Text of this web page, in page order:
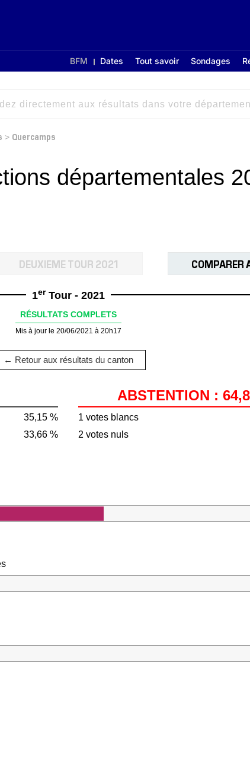
BFM Dates Tout savoir Sondages
> Quercamps
départementales
DEUXIEME TOUR 2021 COMPARER
1erTour - 2021
RÉSULTATS COMPLETS
Mis à jour le 20/06/2021 à 20h17
← Retour aux résultats du canton
35,15 %
33,66 %
ABSTENTION :
1 votes blancs
2 votes nuls